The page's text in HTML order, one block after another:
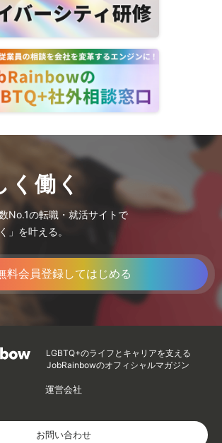
く働く
No.1の転職・就活サイトで
」を叶える。
料会員登録してはじめる
LGBTQ+のライフとキャリアを支える
JobRainbowのオフィシャルマガジン
運営会社
お問い合わせ